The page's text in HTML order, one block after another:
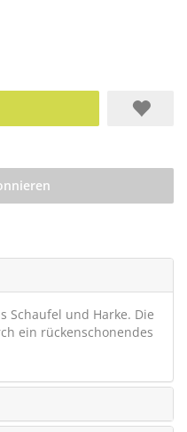
Schaufel und Harke. Die
ein rückenschonendes